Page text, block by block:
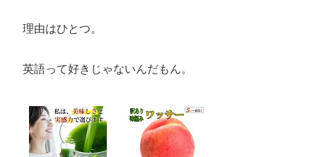
理由はひとつ。
英語って好きじゃないんだもん。